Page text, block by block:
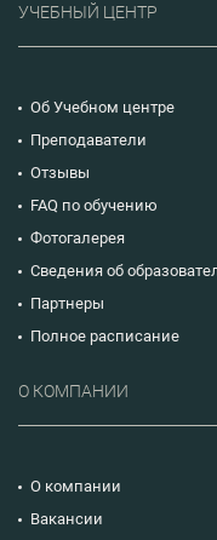
УЧЕБНЫЙ ЦЕНТР
Об Учебном центре
Преподаватели
Отзывы
FAQ по обучению
Фотогалерея
Сведения об
Партнеры
Полное расписание
О КОМПАНИИ
О компании
Вакансии